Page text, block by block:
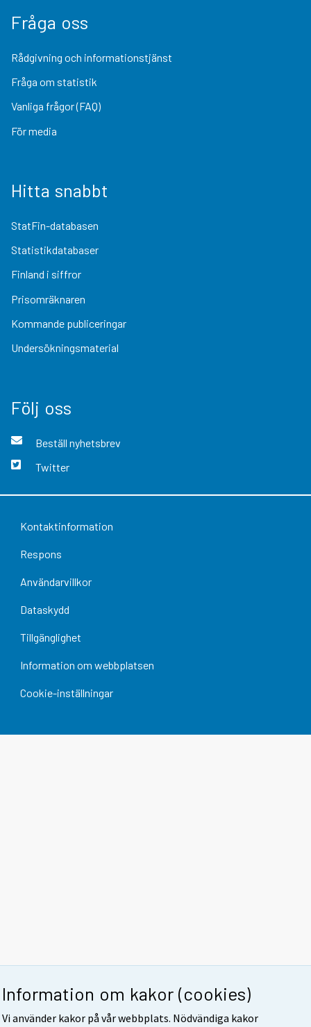
Information om kakor (cookies)
Vi använder kakor på vår webbplats. Nödvändiga kakor
Fråga oss
Rådgivning och informationstjänst
Fråga om statistik
Vanliga frågor (FAQ)
För media
Hitta snabbt
StatFin-databasen
Statistikdatabaser
Finland i siffror
Prisomräknaren
Kommande publiceringar
Undersökningsmaterial
Följ oss
Beställ nyhetsbrev
Twitter
Kontaktinformation
Respons
Användarvillkor
Dataskydd
Tillgänglighet
Information om webbplatsen
Cookie-inställningar